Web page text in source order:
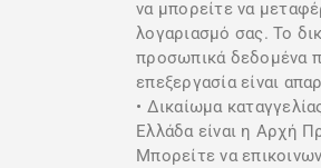
να μπορείτε να
λογαριασμό σας. Το
προσωπικά δεδομένα
επεξεργασία είναι
• Δικαίωμα
Ελλάδα είναι η Αρχή
Μπορείτε να